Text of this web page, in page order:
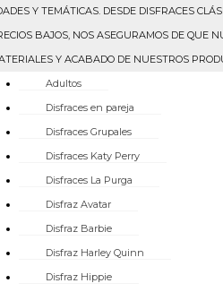
Y TEMÁTICAS. DESDE DISFRACES
BAJOS, NOS ASEGURAMOS DE QUE
Y ACABADO DE NUESTROS
Adultos
Disfraces en pareja
Disfraces Grupales
Disfraces Katy Perry
Disfraces La Purga
Disfraz Avatar
Disfraz Barbie
Disfraz Harley Quinn
Disfraz Hippie